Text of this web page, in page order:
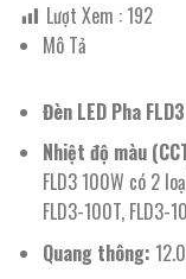
Lượt Xem :192
Mô Tả
Đèn LED Pha
Nhiệt độ màu
FLD3 100W có 2
FLD3-100T, FLD3-
Quang thông: